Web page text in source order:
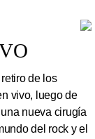
de los
vivo, luego de
nueva cirugía
del rock y el